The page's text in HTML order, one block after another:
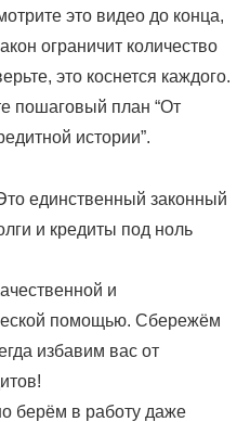
это видео до конца,
ограничит количество
это коснется каждого.
пошаговый план “От
истории”.
единственный законный
и кредиты под ноль
и
помощью. Сбережём
избавим вас от
берём в работу даже